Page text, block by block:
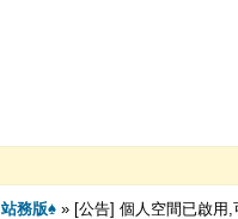
務版♠» [公告] 個人空間已啟用,